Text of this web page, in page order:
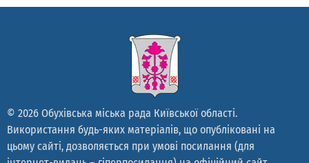
© 2026 Обухівська міська рада Київської області.
Використання будь-яких матеріалів, що опубліковані на
цьому сайті, дозволяється при умові посилання (для